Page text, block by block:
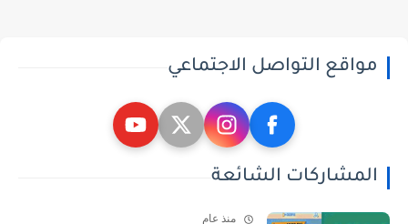
مواقع التواصل الاجتماعي
المشاركات الشائعة
منذ عام